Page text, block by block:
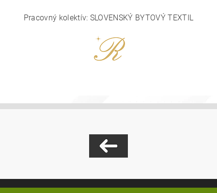
Pracovný kolektív: SLOVENSKÝ BYTOVÝ TEXTIL